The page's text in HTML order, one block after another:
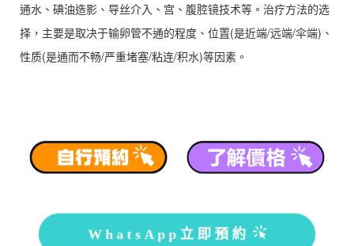
通水、碘油造影、导丝介入、宫、腹腔镜技术等。治疗方法的选
择，主要是取决于输卵管不通的程度、位置(是近端/远端/伞端)、
性质(是通而不畅/严重堵塞/粘连/积水)等因素。
WhatsApp立即預約